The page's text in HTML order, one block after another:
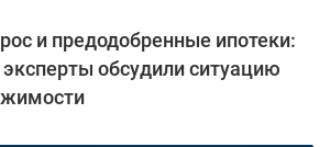
и предодобренные ипотеки:
обсудили ситуацию